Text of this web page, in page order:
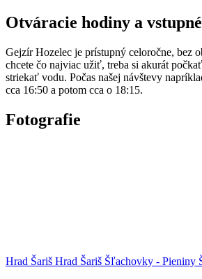
Otváracie hodiny a vstupné
Gejzír Hozelec je prístupný celoročne, bez
chcete čo najviac užiť, treba si akurát
striekať vodu. Počas našej návštevy
cca 16:50 a potom cca o 18:15.
Fotografie
Hrad Šariš Hrad Šariš Šľachovky - Pieniny